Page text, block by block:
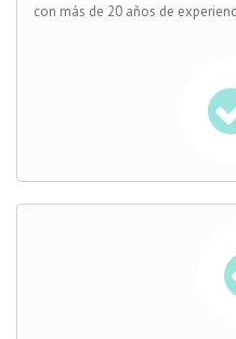
con más de 20 años de